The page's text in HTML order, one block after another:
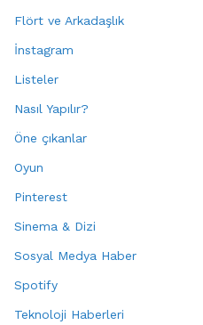
Flört ve Arkadaşlık
İnstagram
Listeler
Nasıl Yapılır?
Öne çıkanlar
Oyun
Pinterest
Sinema & Dizi
Sosyal Medya Haber
Spotify
Teknoloji Haberleri